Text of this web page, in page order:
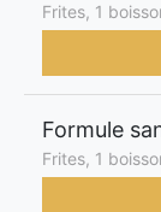
Frites, 1
Formule
Frites, 1